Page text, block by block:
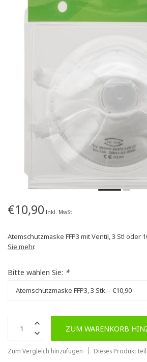
€10,90 Inkl. MwSt.
Atemschutzmaske FFP3 mit Ventil, 3 Stl oder
Sie mehr.
Bitte wählen Sie: *
ZUM WARENKORB
Zum Vergleich hinzufügen Dieses Produkt